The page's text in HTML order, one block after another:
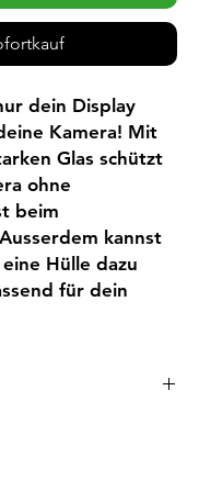
dein Display
Kamera! Mit
Glas schützt
ohne
beim
kannst
Hülle dazu
für dein